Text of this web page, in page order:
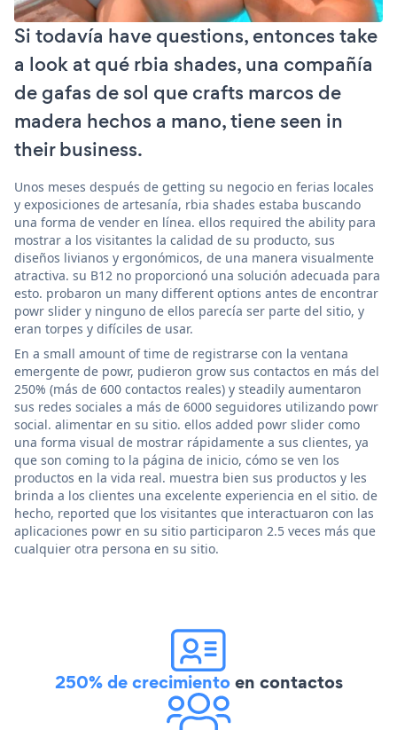
Si todavía have questions, entonces take
a look at qué rbia shades, una compañía
de gafas de sol que crafts marcos de
madera hechos a mano, tiene seen in
their business.
Unos meses después de getting su negocio en ferias locales
y exposiciones de artesanía, rbia shades estaba buscando
una forma de vender en línea. ellos required the ability para
mostrar a los visitantes la calidad de su producto, sus
diseños livianos y ergonómicos, de una manera visualmente
atractiva. su B12 no proporcionó una solución adecuada para
esto. probaron un many different options antes de encontrar
powr slider y ninguno de ellos parecía ser parte del sitio, y
eran torpes y difíciles de usar.
En a small amount of time de registrarse con la ventana
emergente de powr, pudieron grow sus contactos en más del
250% (más de 600 contactos reales) y steadily aumentaron
sus redes sociales a más de 6000 seguidores utilizando powr
social. alimentar en su sitio. ellos added powr slider como
una forma visual de mostrar rápidamente a sus clientes, ya
que son coming to la página de inicio, cómo se ven los
productos en la vida real. muestra bien sus productos y les
brinda a los clientes una excelente experiencia en el sitio. de
hecho, reported que los visitantes que interactuaron con las
aplicaciones powr en su sitio participaron 2.5 veces más que
cualquier otra persona en su sitio.
250% de crecimientoen contactos